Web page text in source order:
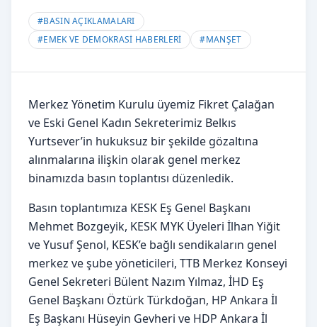
#BASIN AÇIKLAMALARI
#EMEK VE DEMOKRASİ HABERLERİ #MANŞET
Merkez Yönetim Kurulu üyemiz Fikret Çalağan
ve Eski Genel Kadın Sekreterimiz Belkıs
Yurtsever’in hukuksuz bir şekilde gözaltına
alınmalarına ilişkin olarak genel merkez
binamızda basın toplantısı düzenledik.
Basın toplantımıza KESK Eş Genel Başkanı
Mehmet Bozgeyik, KESK MYK Üyeleri İlhan Yiğit
ve Yusuf Şenol, KESK’e bağlı sendikaların genel
merkez ve şube yöneticileri, TTB Merkez Konseyi
Genel Sekreteri Bülent Nazım Yılmaz, İHD Eş
Genel Başkanı Öztürk Türkdoğan, HP Ankara İl
Eş Başkanı Hüseyin Gevheri ve HDP Ankara İl